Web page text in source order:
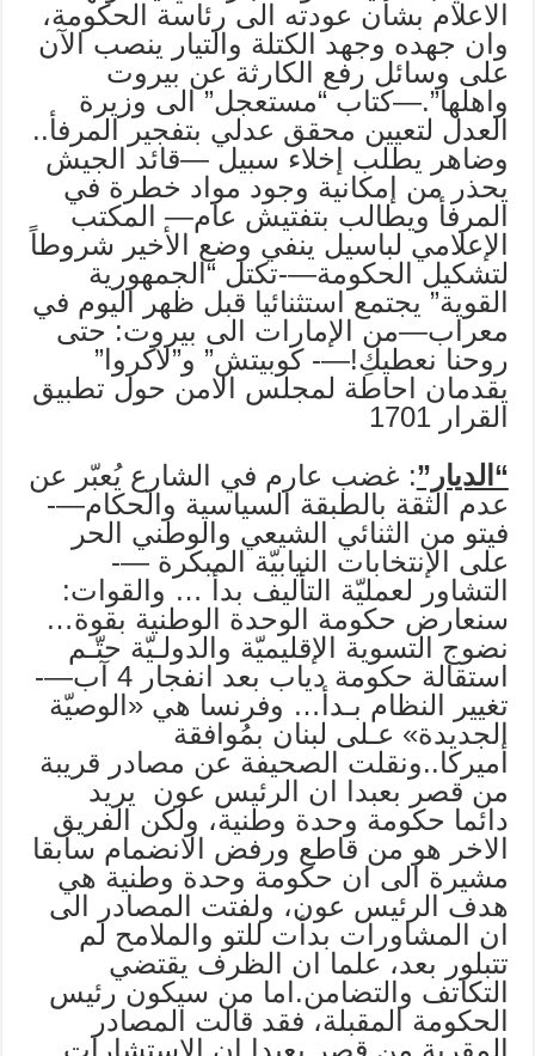
الاعلام بشأن عودته الى رئاسة ‏الحكومة،
وان جهده وجهد الكتلة والتيار ينصب الآن
على وسائل رفع الكارثة عن بيروت
‏واهلها”.‏—كتاب “مستعجل” الى وزيرة
العدل لتعيين محقق عدلي بتفجير المرفأ..
وضاهر يطلب إخلاء ‏سبيل —قائد الجيش
يحذر من إمكانية وجود مواد خطرة في
المرفأ ويطالب بتفتيش عام— المكتب
الإعلامي لباسيل ينفي وضع الأخير شروطاً
لتشكيل الحكومة—-تكتل “الجمهورية
القوية” يجتمع استثنائيا قبل ‏ظهر اليوم في
معراب—من الإمارات الى بيروت: حتى
روحنا نعطيكِ!—- كوبيتش” و”لاكروا”
يقدمان احاطة لمجلس الامن حول تطبيق
القرار 1701
“الديار”: غضب عارم في الشارع يُعبّر عن
عدم الثقة بالطبقة السياسية والحكام—-
فيتو من الثنائي الشيعي والوطني الحر
على الإنتخابات النيابيّة المبكرة —-
التشاور لعمليّة التأليف بدأ … والقوات:
سنعارض حكومة الوحدة الوطنية بقوة…
نضوج التسوية الإقليميّة والدولـيّة حتّـم
استقالة حكومة دياب بعد انفجار 4 آب—-
تغيير النظام بـدأ… وفرنسا هي «الوصيّة
الجديدة» عـلى لبنان بمُوافقة
أميركا..ونقلت الصحيفة عن مصادر قريبة
من قصر بعبدا ان الرئيس عون يريد
دائما حكومة وحدة وطنية، ولكن الفريق
الاخر هو من قاطع ورفض الانضمام سابقا
مشيرة الى ان حكومة وحدة وطنية هي
هدف الرئيس عون، ولفتت المصادر الى
ان المشاورات بدأت للتو والملامح لم
تتبلور بعد، علما ان الظرف يقتضي
التكاتف والتضامن.اما من سيكون رئيس
الحكومة المقبلة، فقد قالت المصادر
المقربة من قصر بعبدا ان الاستشارات